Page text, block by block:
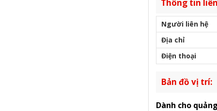
Thông tin
Người liên hệ
Địa chỉ
Điện thoại
Bản đồ vị trí:
Dành cho